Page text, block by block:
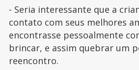
- Seria interessante que a
contato com seus melhores
encontrasse pessoalmente
brincar, e assim quebrar um
reencontro.